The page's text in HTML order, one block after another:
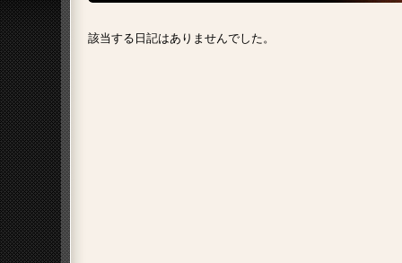
該当する日記はありませんでした。